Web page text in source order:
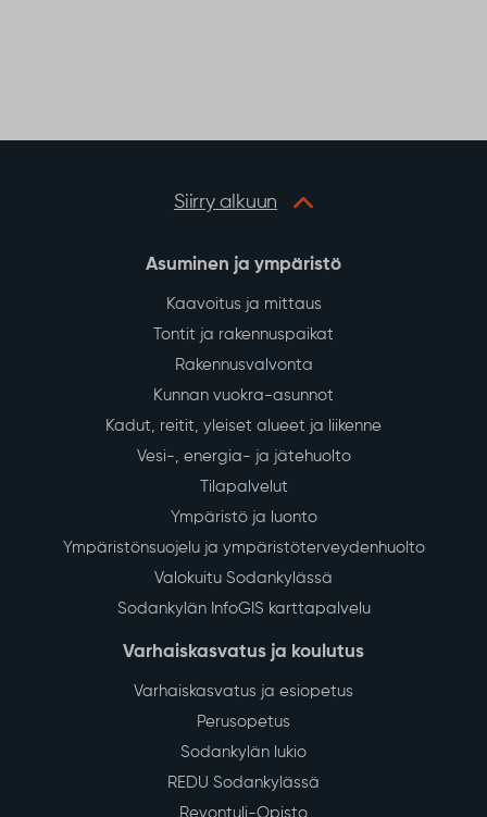
Siirry alkuun
Asuminen ja ympäristö
Kaavoitus ja mittaus
Tontit ja rakennuspaikat
Rakennusvalvonta
Kunnan vuokra-asunnot
Kadut, reitit, yleiset alueet ja liikenne
Vesi-, energia- ja jätehuolto
Tilapalvelut
Ympäristö ja luonto
Ympäristönsuojelu ja ympäristöterveydenhuolto
Valokuitu Sodankylässä
Sodankylän InfoGIS karttapalvelu
Varhaiskasvatus ja koulutus
Varhaiskasvatus ja esiopetus
Perusopetus
Sodankylän lukio
REDU Sodankylässä
Revontuli-Opisto